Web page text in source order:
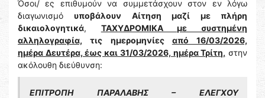
Όσοι/ ες επιθυμούν να συμμετάσχουν στον εν λόγω
διαγωνισμόυποβάλουν Αίτηση μαζί με πλήρη
δικαιολογητικά, ΤΑΧΥΔΡΟΜΙΚΑ με συστημένη
αλληλογραφία, τις ημερομηνίες από 16/03/2026,
ημέρα Δευτέρα, έως και 31/03/2026, ημέρα Τρίτη, στην
ακόλουθη διεύθυνση:
ΕΠΙΤΡΟΠΗ ΠΑΡΑΛΑΒΗΣ – ΕΛΕΓΧΟΥ